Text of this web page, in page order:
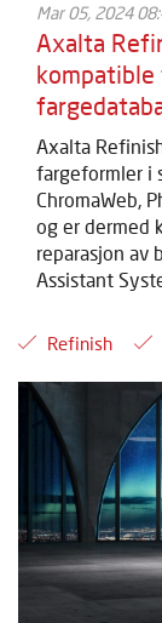
Mar 05, 2024
Axalta
Axalta
fargeformler i
ChromaWeb,
og er dermed
reparasjon av
Assistant
Refinish